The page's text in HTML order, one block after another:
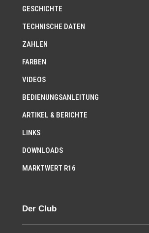
GESCHICHTE
TECHNISCHE DATEN
ZAHLEN
FARBEN
VIDEOS
BEDIENUNGSANLEITUNG
ARTIKEL & BERICHTE
LINKS
DOWNLOADS
MARKTWERT R16
Der Club